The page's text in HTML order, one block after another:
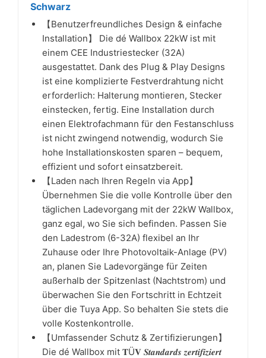
Schwarz
【Benutzerfreundliches Design & einfache
Installation】 Die dé Wallbox 22kW ist mit
einem CEE Industriestecker (32A)
ausgestattet. Dank des Plug & Play Designs
ist eine komplizierte Festverdrahtung nicht
erforderlich: Halterung montieren, Stecker
einstecken, fertig. Eine Installation durch
einen Elektrofachmann für den Festanschluss
ist nicht zwingend notwendig, wodurch Sie
hohe Installationskosten sparen – bequem,
effizient und sofort einsatzbereit.
【Laden nach Ihren Regeln via App】
Übernehmen Sie die volle Kontrolle über den
täglichen Ladevorgang mit der 22kW Wallbox,
ganz egal, wo Sie sich befinden. Passen Sie
den Ladestrom (6-32A) flexibel an Ihr
Zuhause oder Ihre Photovoltaik-Anlage (PV)
an, planen Sie Ladevorgänge für Zeiten
außerhalb der Spitzenlast (Nachtstrom) und
überwachen Sie den Fortschritt in Echtzeit
über die Tuya App. So behalten Sie stets die
volle Kostenkontrolle.
【Umfassender Schutz & Zertifizierungen】
Die dé Wallbox mit 𝐓Ü𝐕 𝑺𝒕𝒂𝒏𝒅𝒂𝒓𝒅𝒔 𝒛𝒆𝒓𝒕𝒊𝒇𝒊𝒛𝒊𝒆𝒓𝒕